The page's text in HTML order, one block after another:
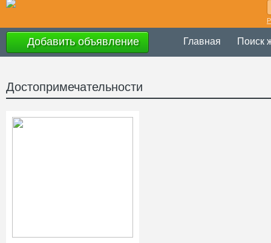
Добавить объявление Главная Поиск
Достопримечательности